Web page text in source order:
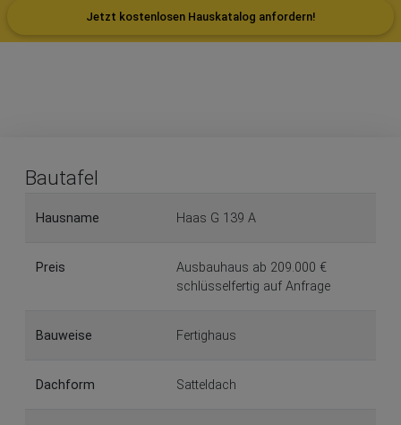
Jetzt kostenlosen Hauskatalog anfordern!
Bautafel
Hausname Haas G 139 A
Preis
Ausbauhaus ab 209.000 €
schlüsselfertig auf Anfrage
Bauweise Fertighaus
Dachform Satteldach